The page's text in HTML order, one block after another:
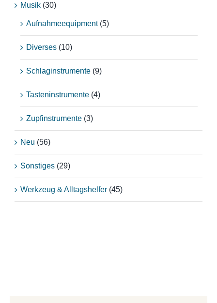
Musik (30)
Aufnahmeequipment (5)
Diverses (10)
Schlaginstrumente (9)
Tasteninstrumente (4)
Zupfinstrumente (3)
Neu (56)
Sonstiges (29)
Werkzeug & Alltagshelfer (45)